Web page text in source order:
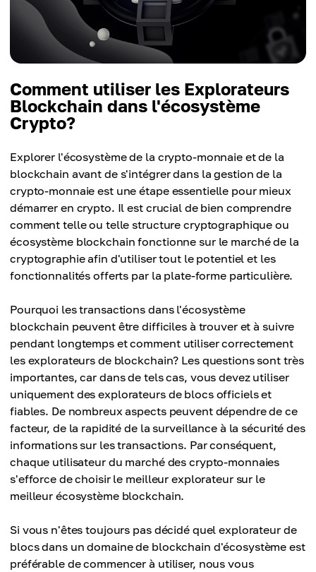
Comment utiliser les Explorateurs
Blockchain dans l'écosystème
Crypto?
Explorer l'écosystème de la crypto-monnaie et de la
blockchain avant de s'intégrer dans la gestion de la
crypto-monnaie est une étape essentielle pour mieux
démarrer en crypto. Il est crucial de bien comprendre
comment telle ou telle structure cryptographique ou
écosystème blockchain fonctionne sur le marché de la
cryptographie afin d'utiliser tout le potentiel et les
fonctionnalités offerts par la plate-forme particulière.
Pourquoi les transactions dans l'écosystème
blockchain peuvent être difficiles à trouver et à suivre
pendant longtemps et comment utiliser correctement
les explorateurs de blockchain? Les questions sont très
importantes, car dans de tels cas, vous devez utiliser
uniquement des explorateurs de blocs officiels et
fiables. De nombreux aspects peuvent dépendre de ce
facteur, de la rapidité de la surveillance à la sécurité des
informations sur les transactions. Par conséquent,
chaque utilisateur du marché des crypto-monnaies
s'efforce de choisir le meilleur explorateur sur le
meilleur écosystème blockchain.
Si vous n'êtes toujours pas décidé quel explorateur de
blocs dans un domaine de blockchain d'écosystème est
préférable de commencer à utiliser, nous vous